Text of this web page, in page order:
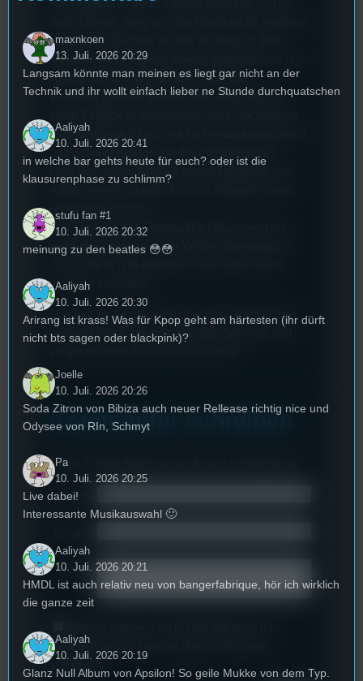
Rachepläne, in die er verwickelt wurde und die
wurde. Der Dschinn erzählt ihr, dass er über
mehrere Jahrhunderte hinweg gefangen war und
Alithea nun drei Wünsche frei hat. Die
Wissenschaftlerin gewährt ihm anschließend
bald wird beiden klar, welche Herausforderungen
Dschinns in das Alltagsleben einhergehen und
unternehmen muss.
Wer Lust auf den Fantasyfilm bekommen hat,
kann sich gerne nächste Woche Dienstag um
wünscht viel Spaß!
Das war es für diese Woche. Eure RudU-Crew
wünscht einen tollen Start in den Sommer und
Kommentar schreiben
Deine E-Mail-Addresse wird nicht veröffentlicht.
Name
Text*
weitere Kommentare auf diesem Browser
speichern.
maxnkoen
13. Juli. 2026 20:29
Langsam könnte man meinen es liegt gar nicht an der
Technik und ihr wollt einfach lieber ne Stunde durchquatschen
Aaliyah
10. Juli. 2026 20:41
in welche bar gehts heute für euch? oder ist die
klausurenphase zu schlimm?
stufu fan #1
10. Juli. 2026 20:32
meinung zu den beatles 😳😳
Aaliyah
10. Juli. 2026 20:30
Arirang ist krass! Was für Kpop geht am härtesten (ihr dürft
nicht bts sagen oder blackpink)?
Joelle
10. Juli. 2026 20:26
Soda Zitron von Bibiza auch neuer Rellease richtig nice und
Odysee von RIn, Schmyt
Pa
10. Juli. 2026 20:25
Live dabei!
Interessante Musikauswahl 🙂
Aaliyah
10. Juli. 2026 20:21
HMDL ist auch relativ neu von bangerfabrique, hör ich wirklich
die ganze zeit
Aaliyah
10. Juli. 2026 20:19
Glanz Null Album von Apsilon! So geile Mukke von dem Typ.